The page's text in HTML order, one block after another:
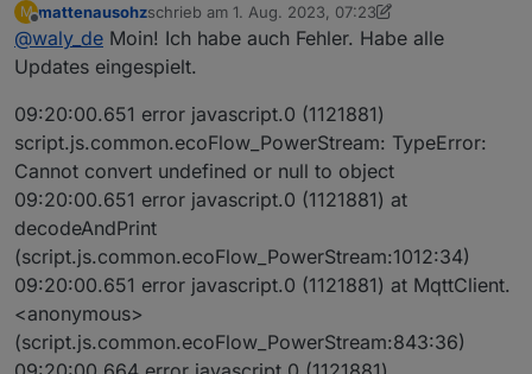
grundlegend geändert. Ihr müsst auf das neue Script,
wenn Ihr brauchbare Daten haben wollt.
Ich habe in der Nacht die Version noch geädert. Sie
muss jetzt eigentlich einen anderen Fehler melden.
Achte auf die Version (0.6.5)
Ich Brauche diese Daten von Euch wenn ich helfen
soll, denn bei mir Funktioniert es ja.
Seit heute Morgen sehe ich auch die neuen Daten
demnach kann es sein das das alte script unter
X_Unknown_12 den eingestellten Wert für AC-Bedarf
anzeigt, aber nicht das was wirklich eingespeist wird.
Das kann sich ja ändern, wenn eben keine Batterie
zur Verfügung steht ist es nur die PV-Power. Mit dem
Wunschwert kann man schlecht regeln.
M
Offline
mattenausohzschrieb am 1. Aug. 2023, 07:23
zuletzt editiert von mattenausohz
@waly_de Moin! Ich habe auch Fehler. Habe alle
Updates eingespielt.
09:20:00.651 error javascript.0 (1121881)
script.js.common.ecoFlow_PowerStream: TypeError:
Cannot convert undefined or null to object
09:20:00.651 error javascript.0 (1121881) at
decodeAndPrint
(script.js.common.ecoFlow_PowerStream:1012:34)
09:20:00.651 error javascript.0 (1121881) at MqttClient.
<anonymous>
(script.js.common.ecoFlow_PowerStream:843:36)